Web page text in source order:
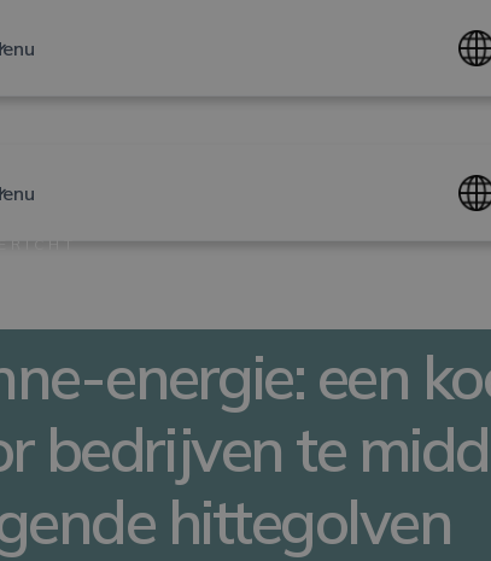
energie: een
bedrijven te
hittegolven